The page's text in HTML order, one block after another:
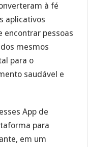
à fé
aplicativos
encontrar pessoas
mesmos
para o
saudável e
App de
para
em um